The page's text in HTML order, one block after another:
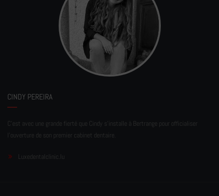
CINDY PEREIRA
C'est avec une grande fierté que Cindy s'installe à Bertrange pour officialiser
l'ouverture de son premier cabinet dentaire.
Luxedentalclinic.lu